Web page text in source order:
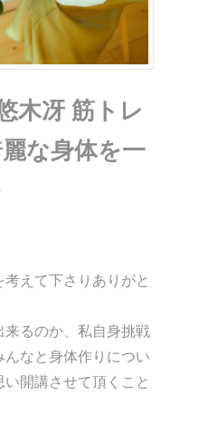
木冴 筋トレ
な身体を一
えて下さりありがと
来るのか、私自身挑戦
んなと身体作りについ
開講させて頂くこと